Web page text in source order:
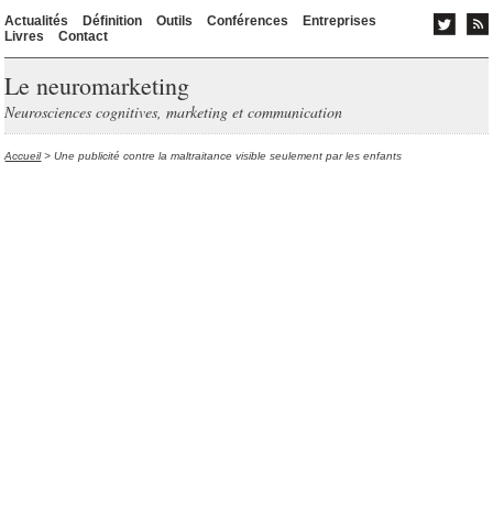
Actualités Définition Outils Conférences
Entreprises
Livres
Contact
Le neuromarketing
Neurosciences cognitives, marketing et communication
Accueil> Une publicité contre la maltraitance visible seulement par les enfants